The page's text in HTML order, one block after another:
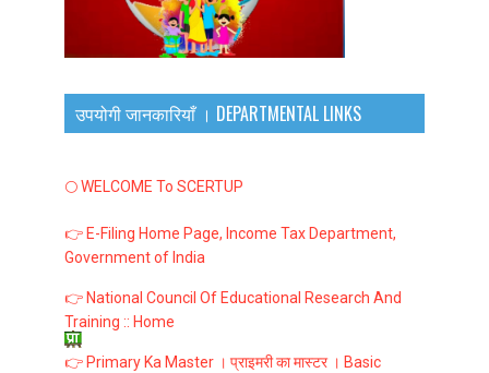
उपयोगी जानकारियाँ । DEPARTMENTAL LINKS
🌕 WELCOME To SCERTUP
👉 E-Filing Home Page, Income Tax Department,
Government of India
👉 National Council Of Educational Research And
Training :: Home
👉 Primary Ka Master । प्राइमरी का मास्टर । Basic